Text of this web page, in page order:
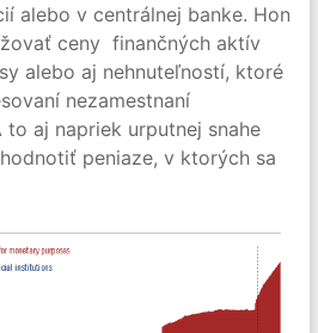
alebo v centrálnej banke. Hon
ceny finančných aktív
alebo aj nehnuteľností, ktoré
nezamestnaní
aj napriek urputnej snahe
peniaze, v ktorých sa